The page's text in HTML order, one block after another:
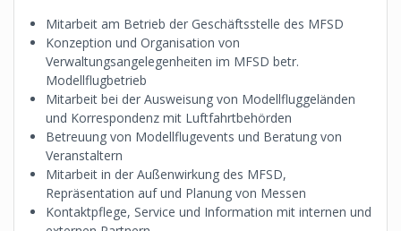
Mitarbeit am Betrieb der Geschäftsstelle des MFSD
Konzeption und Organisation von
Verwaltungsangelegenheiten im MFSD betr.
Modellflugbetrieb
Mitarbeit bei der Ausweisung von Modellfluggeländen
und Korrespondenz mit Luftfahrtbehörden
Betreuung von Modellflugevents und Beratung von
Veranstaltern
Mitarbeit in der Außenwirkung des MFSD,
Repräsentation auf und Planung von Messen
Kontaktpflege, Service und Information mit internen und